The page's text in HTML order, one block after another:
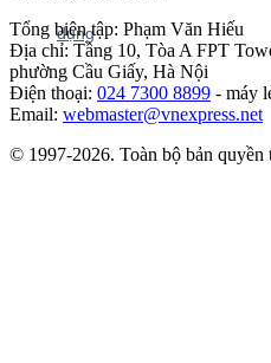
Tổng biên tập: Phạm Văn Hiếu
Địa chỉ: Tầng 10, Tòa A FPT
phường Cầu Giấy, Hà Nội
Điện thoại: 024 7300 8899 - máy
Email: webmaster@vnexpress.net
© 1997-2026. Toàn bộ bản quyền